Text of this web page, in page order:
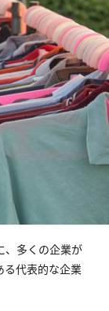
、多くの企業が
る代表的な企業